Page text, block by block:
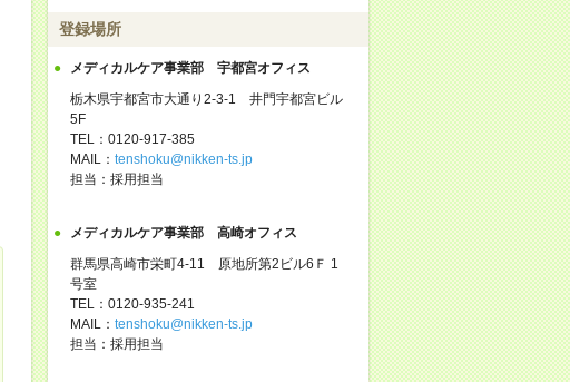
登録場所
メディカルケア事業部 宇都宮オフィス
栃木県宇都宮市大通り2-3-1 井門宇都宮ビル
5F
TEL：0120-917-385
MAIL： tenshoku@nikken-ts.jp
担当：採用担当
メディカルケア事業部 高崎オフィス
群馬県高崎市栄町4-11 原地所第2ビル6Ｆ 1
号室
TEL：0120-935-241
MAIL： tenshoku@nikken-ts.jp
担当：採用担当